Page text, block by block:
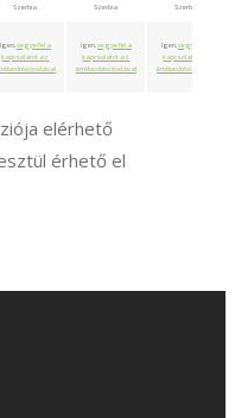
Szerbia Szerbia Szerbia
Igen,vegye fel a
kapcsolatot az
irodával
Igen,vegye fel a
kapcsolatot az
értékesítési irodával
Igen,vegye fel a
kapcsolatot az
értékesítési irodával
elérhető
érhető el